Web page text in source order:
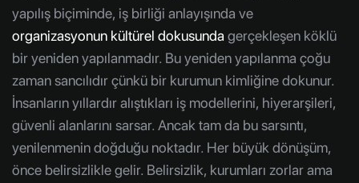
yapılış biçiminde, iş birliği anlayışında ve
organizasyonun kültürel dokusunda gerçekleşen köklü
bir yeniden yapılanmadır. Bu yeniden yapılanma çoğu
zaman sancılıdır çünkü bir kurumun kimliğine dokunur.
İnsanların yıllardır alıştıkları iş modellerini, hiyerarşileri,
güvenli alanlarını sarsar. Ancak tam da bu sarsıntı,
yenilenmenin doğduğu noktadır. Her büyük dönüşüm,
önce belirsizlikle gelir. Belirsizlik, kurumları zorlar ama